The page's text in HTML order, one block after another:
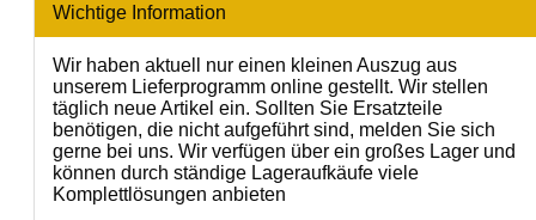
Wichtige Information
Wir haben aktuell nur einen kleinen Auszug aus
unserem Lieferprogramm online gestellt. Wir stellen
täglich neue Artikel ein. Sollten Sie Ersatzteile
benötigen, die nicht aufgeführt sind, melden Sie sich
gerne bei uns. Wir verfügen über ein großes Lager und
können durch ständige Lageraufkäufe viele
Komplettlösungen anbieten